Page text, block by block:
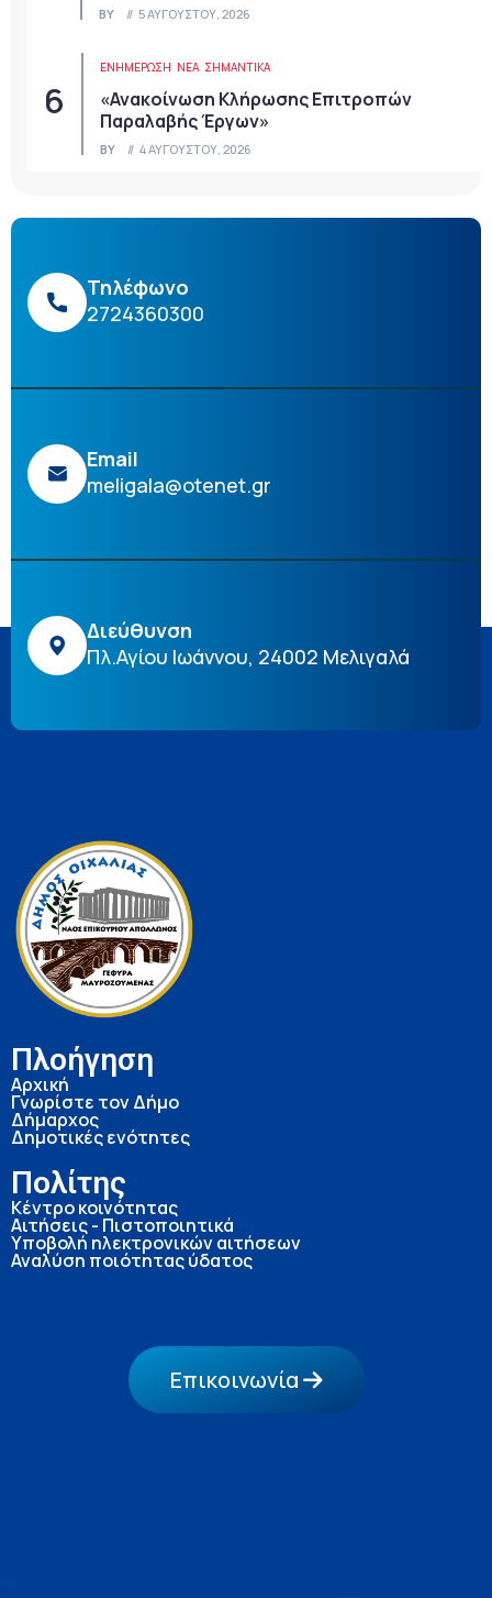
BY 5 ΑΥΓΟΎΣΤΟΥ, 2026
ΕΝΗΜΕΡΩΣΗ ΝΈΑ ΣΗΜΑΝΤΙΚΆ
«Ανακοίνωση Κλήρωσης Επιτροπών
Παραλαβής Έργων»
BY 4 ΑΥΓΟΎΣΤΟΥ, 2026
Τηλέφωνο
2724360300
Email
meligala@otenet.gr
Διεύθυνση
Πλ.Αγίου Ιωάννου, 24002 Μελιγαλά
Πλοήγηση
Αρχική
Γνωρίστε τον Δήμο
Δήμαρχος
Δημοτικές ενότητες
Πολίτης
Κέντρο κοινότητας
Αιτήσεις - Πιστοποιητικά
Υποβολή ηλεκτρονικών αιτήσεων
Αναλύση ποιότητας ύδατος
Επικοινωνία